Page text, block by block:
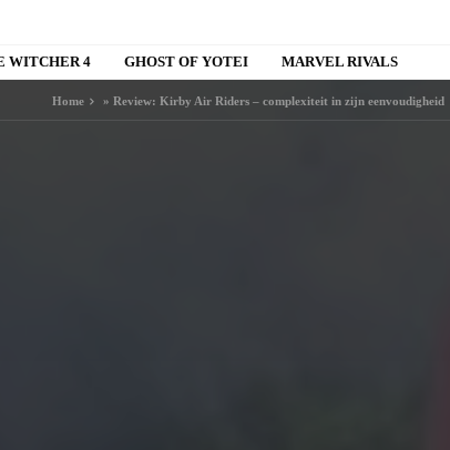
WITCHER 4 GHOST OF YOTEI MARVEL RIVALS
Home » Review: Kirby Air Riders – complexiteit in zijn eenvoudigheid